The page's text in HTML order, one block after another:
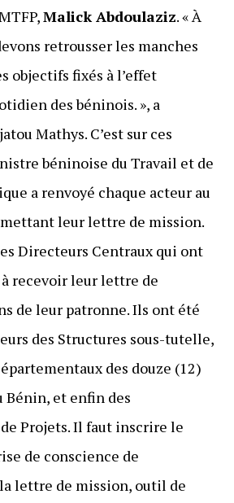
Malick Abdoulaziz. « À
retrousser les manches
objectifs fixés à l’effet
des béninois. », a
Mathys. C’est sur ces
béninoise du Travail et de
a renvoyé chaque acteur au
leur lettre de mission.
Directeurs Centraux qui ont
recevoir leur lettre de
de leur patronne. Ils ont été
des Structures sous-tutelle,
des douze (12)
Bénin, et enfin des
Projets. Il faut inscrire le
de conscience de
lettre de mission, outil de